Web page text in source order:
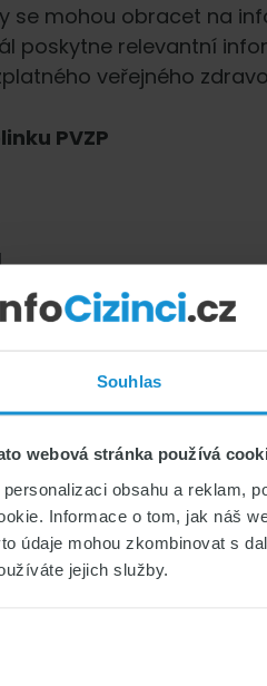
Souhlas
webová stránka používá
personalizaci obsahu a reklam,
Informace o tom, jak náš
údaje mohou zkombinovat s
jejich služby.
se mohou obracet na
poskytne relevantní
veřejného
PVZP
pro občany Ukrajiny,
Ministerstva
zakladni-informace-
sluzeb/
učinit pro zisk
Ukrajiny stal
víza z titulu strpění.
kontaktování infolinky,